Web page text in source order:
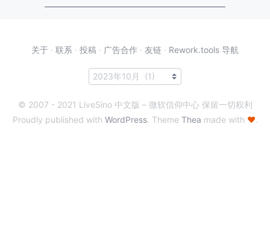
关于 · 联系 · 投稿 · 广告合作 · 友链 · Rework.tools 导航
© 2007 - 2021 LiveSino 中文版 – 微软信仰中心 保留一切权利
Proudly published with WordPress. Theme Thea made with ♥.